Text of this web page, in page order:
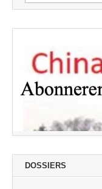
naar:
DOSSIERS